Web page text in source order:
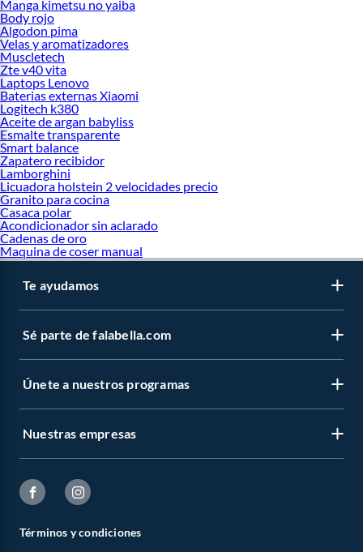
Manga kimetsu no yaiba
Body rojo
Algodon pima
Velas y aromatizadores
Muscletech
Zte v40 vita
Laptops Lenovo
Baterias externas Xiaomi
Logitech k380
Aceite de argan babyliss
Esmalte transparente
Smart balance
Zapatero recibidor
Lamborghini
Licuadora holstein 2 velocidades precio
Granito para cocina
Casaca polar
Acondicionador sin aclarado
Cadenas de oro
Maquina de coser manual
Te ayudamos
Sé parte de falabella.com
Únete a nuestros programas
Nuestras empresas
Términos y condiciones